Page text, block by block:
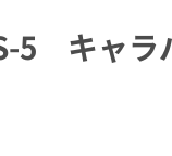
5 キャ